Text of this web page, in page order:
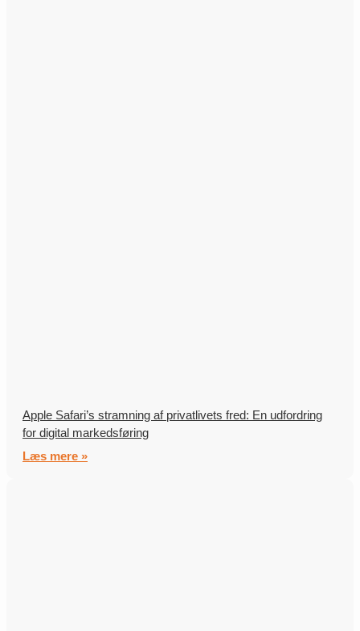
Apple Safari’s stramning af privatlivets fred: En udfordring
for digital markedsføring
Læs mere »